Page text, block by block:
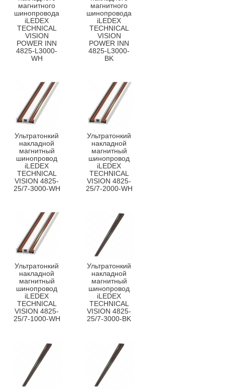
магнитного
шинопровода
iLEDEX
TECHNICAL
VISION
POWER INN
4825-L3000-
WH
магнитного
шинопровода
iLEDEX
TECHNICAL
VISION
POWER INN
4825-L3000-
BK
Ультратонкий
накладной
магнитный
шинопровод
iLEDEX
TECHNICAL
VISION 4825-
25/7-3000-WH
Ультратонкий
накладной
магнитный
шинопровод
iLEDEX
TECHNICAL
VISION 4825-
25/7-2000-WH
Ультратонкий
накладной
магнитный
шинопровод
iLEDEX
TECHNICAL
VISION 4825-
25/7-1000-WH
Ультратонкий
накладной
магнитный
шинопровод
iLEDEX
TECHNICAL
VISION 4825-
25/7-3000-BK